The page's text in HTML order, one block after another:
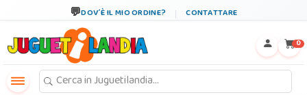
DOV´È IL MIO ORDINE? CONTATTARE
0